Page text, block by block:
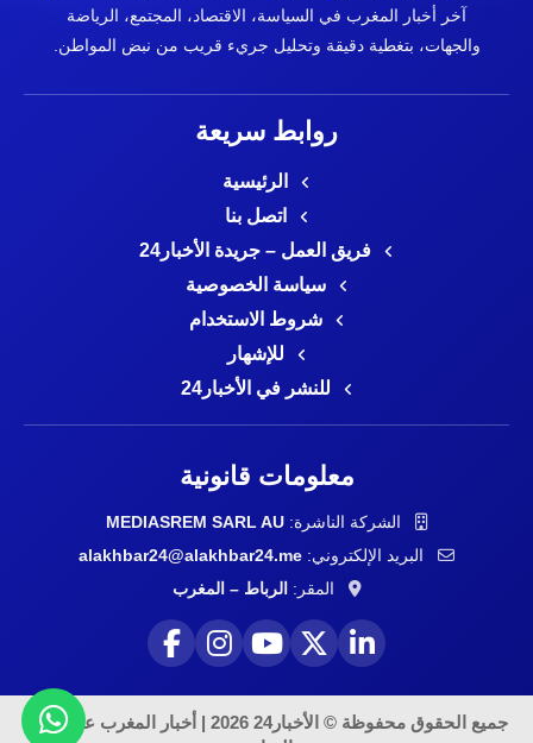
آخر أخبار المغرب في السياسة، الاقتصاد، المجتمع، الرياضة
والجهات، بتغطية دقيقة وتحليل جريء قريب من نبض المواطن.
روابط سريعة
الرئيسية
اتصل بنا
فريق العمل – جريدة الأخبار24
سياسة الخصوصية
شروط الاستخدام
للإشهار
للنشر في الأخبار24
معلومات قانونية
الشركة الناشرة:MEDIASREM SARL AU
البريد الإلكتروني: alakhbar24@alakhbar24.me
المقر:الرباط – المغرب
جميع الحقوق محفوظة © الأخبار24 2026 | أخبار المغرب على مدار